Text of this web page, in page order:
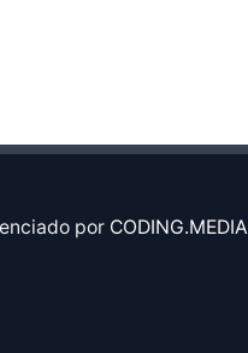
por CODING.MEDIA